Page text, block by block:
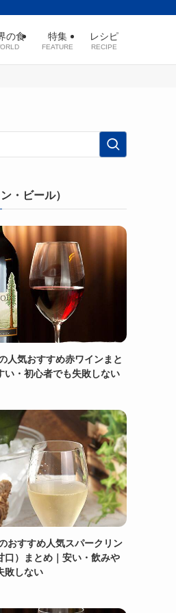
の食 特集
FEATURE
レシピ
RECIPE
・ビール）
人気おすすめ赤ワインまと
い・初心者でも失敗しない
おすすめ人気スパークリン
口）まとめ｜安い・飲みや
敗しない